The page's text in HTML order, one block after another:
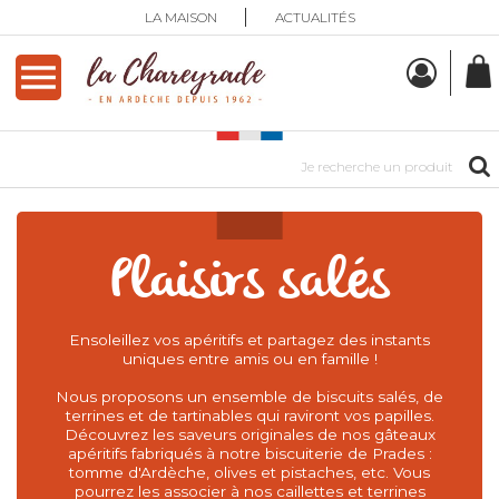
LA MAISON ACTUALITÉS

Plaisirs salés
Ensoleillez vos apéritifs et partagez des instants
uniques entre amis ou en famille !
Nous proposons un ensemble de biscuits salés , de
terrineset detartinablesqui raviront vos papilles.
Découvrez les saveurs originales de nos gâteaux
apéritifsfabriqués à notre biscuiterie de Prades :
tomme d'Ardèche, olives et pistaches, etc. Vous
pourrez les associer à nos caillettesetterrines